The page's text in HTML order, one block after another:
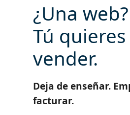
¿Una
Tú quieres
vender.
Deja de enseñar.
facturar.